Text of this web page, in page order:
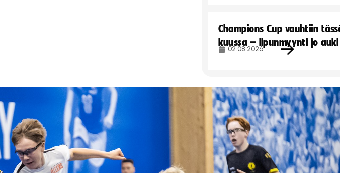
Champions Cup vauhtiin
kuussa – lipunmyynti jo auki
02.08.2026